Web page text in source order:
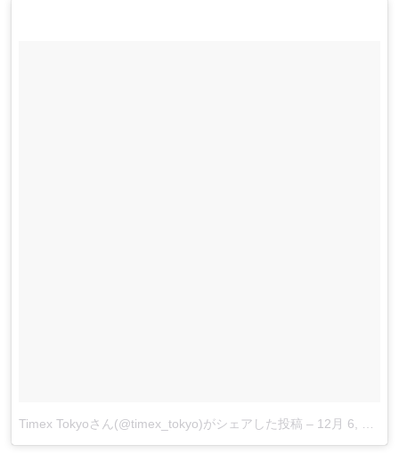
Timex Tokyoさん(@timex_tokyo)がシェアした投稿 – 12月 6, 2017 at 9:50午後 PST